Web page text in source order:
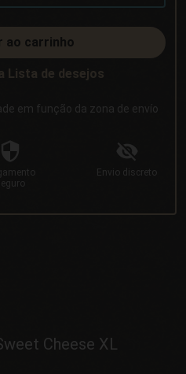
ao carrinho
Lista de desejos
em função da zona de envío
Envio discreto
Cheese XL